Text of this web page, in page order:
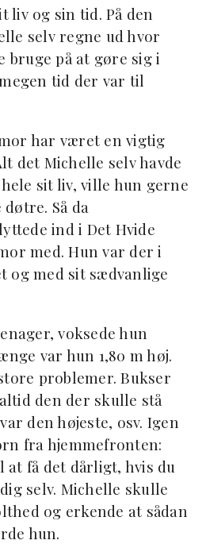
og sin tid. På den
selv regne ud hvor
på at gøre sig i
tid der var til
har været en vigtig
det Michelle selv havde
sit liv, ville hun gerne
Så da
ind i Det Hvide
med. Hun var der i
og med sit sædvanlige
voksede hun
var hun 1,80 m høj.
problemer. Bukser
den der skulle stå
den højeste, osv. Igen
fra hjemmefronten:
at få det dårligt, hvis du
selv. Michelle skulle
og erkende at sådan
hun.